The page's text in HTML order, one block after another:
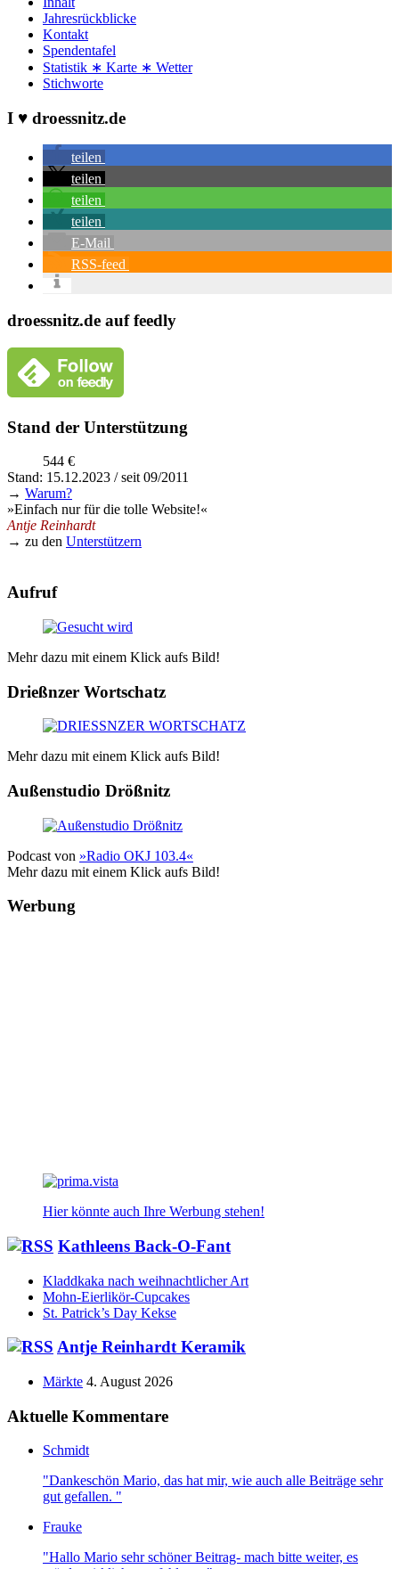
Jahresrückblicke
Kontakt
Spendentafel
Statistik ∗ Karte ∗ Wetter
Stichworte
I ♥ droessnitz.de
teilen
teilen
teilen
teilen
E-Mail
RSS-feed
droessnitz.de auf feedly
Stand der Unterstützung
544 €
Stand: 15.12.2023 / seit 09/2011
→ Warum?
»Einfach nur für die tolle Website!«
Antje Reinhardt
→ zu den Unterstützern
Aufruf
Mehr dazu mit einem Klick aufs Bild!
Drießnzer Wortschatz
Mehr dazu mit einem Klick aufs Bild!
Außenstudio Drößnitz
Podcast von »Radio OKJ 103.4«
Mehr dazu mit einem Klick aufs Bild!
Werbung
Hier könnte auch Ihre Werbung stehen!
Kathleens Back-O-Fant
Kladdkaka nach weihnachtlicher Art
Mohn-Eierlikör-Cupcakes
St. Patrick’s Day Kekse
Antje Reinhardt Keramik
Märkte 4. August 2026
Aktuelle Kommentare
Schmidt
"Dankeschön Mario, das hat mir, wie auch alle Beiträge sehr
gut gefallen. "
Frauke
"Hallo Mario sehr schöner Beitrag- mach bitte weiter, es